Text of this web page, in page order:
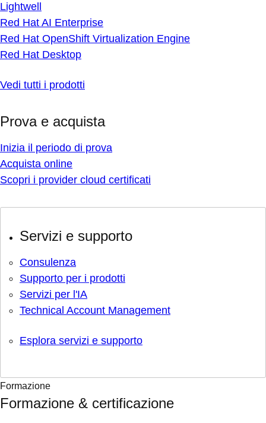
Lightwell
Red Hat AI Enterprise
Red Hat OpenShift Virtualization Engine
Red Hat Desktop
Vedi tutti i prodotti
Prova e acquista
Inizia il periodo di prova
Acquista online
Scopri i provider cloud certificati
Servizi e supporto
Consulenza
Supporto per i prodotti
Servizi per l'IA
Technical Account Management
Esplora servizi e supporto
Formazione
Formazione & certificazione